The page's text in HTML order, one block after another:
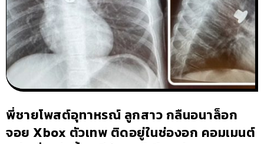
พี่ชายโพสต์อุทาหรณ์ ลูกสาว กลืนอนาล็อก
จอย Xbox ตัวเทพ ติดอยู่ในช่องอก คอมเมนต์